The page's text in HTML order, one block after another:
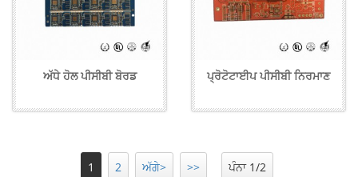
ਅੱਧੇ ਹੋਲ ਪੀਸੀਬੀ ਬੋਰਡ ਪ੍ਰੋਟੋਟਾਈਪ ਪੀਸੀਬੀ ਨਿਰਮਾਣ
1 2 ਅੱਗੇ> >> ਪੰਨਾ 1/2